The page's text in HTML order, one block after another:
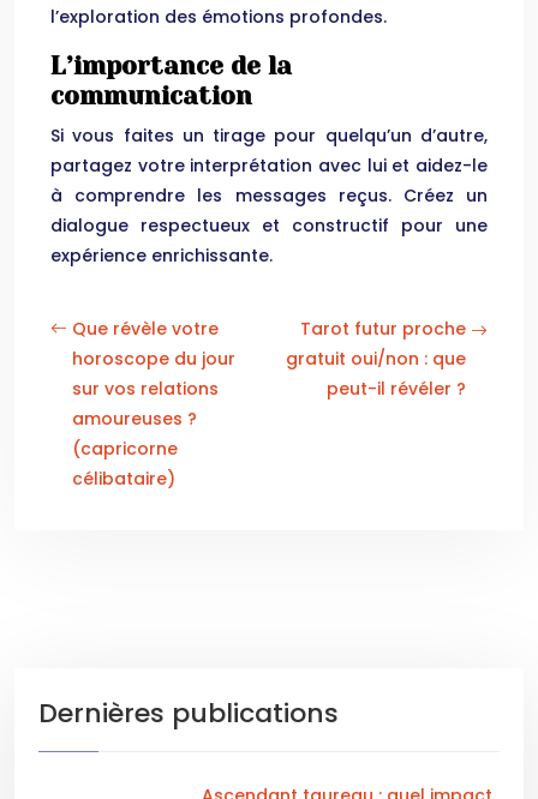
l’exploration des émotions profondes.
L’importance de la
communication
Si vous faites un tirage pour quelqu’un d’autre,
partagez votre interprétation avec lui et aidez-le
à comprendre les messages reçus. Créez un
dialogue respectueux et constructif pour une
expérience enrichissante.
Que révèle votre
horoscope du jour
sur vos relations
amoureuses ?
(capricorne
célibataire)
Tarot futur proche
gratuit oui/non : que
peut-il révéler ?
Dernières publications